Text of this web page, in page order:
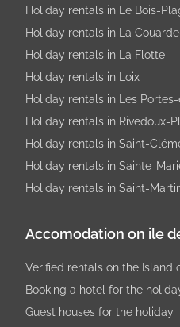
Holiday rentals in Le Bois-
Holiday rentals in La
Holiday rentals in La Flotte
Holiday rentals in Loix
Holiday rentals in Les
Holiday rentals in Rivedoux-
Holiday rentals in Saint-
Holiday rentals in Sainte-
Holiday rentals in Saint-
Accomodation on ile
Verified rentals on the Island
Booking a hotel for the
Guest houses for the holiday